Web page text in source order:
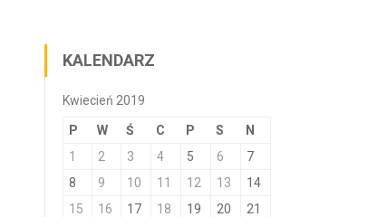
KALENDARZ
Kwiecień 2019
P W Ś C P S N
1 2 3 4 5 6
7
8
9 10 11 12 13
14
15
16 17 18 19 20
21